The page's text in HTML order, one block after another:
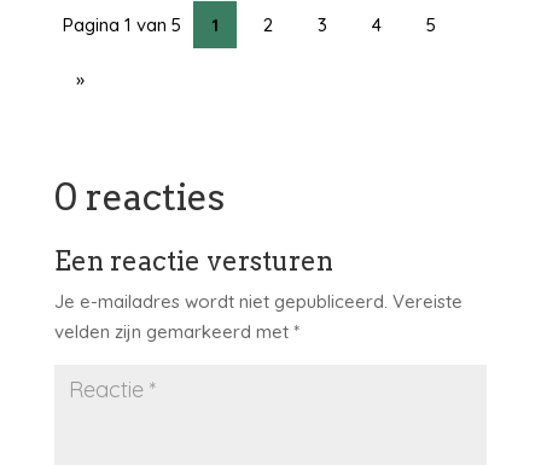
Pagina 1 van 5 1 2 3 4 5
»
0 reacties
Een reactie versturen
Je e-mailadres wordt niet gepubliceerd. Vereiste
velden zijn gemarkeerd met *